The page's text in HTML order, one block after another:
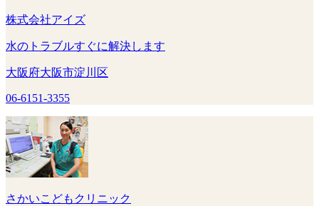
株式会社アイズ
水のトラブルすぐに解決します
大阪府大阪市淀川区
06-6151-3355
さかいこどもクリニック